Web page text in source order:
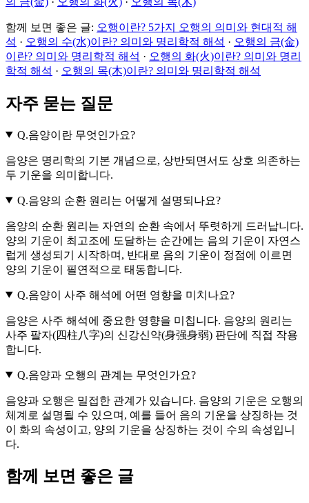
함께 보면 좋은 글: 오행이란? 5가지 오행의 의미와 현대적 해
석 · 오행의 수(水)이란? 의미와 명리학적 해석 · 오행의 금(金)
이란? 의미와 명리학적 해석 · 오행의 화(火)이란? 의미와 명리
학적 해석 · 오행의 목(木)이란? 의미와 명리학적 해석
자주 묻는 질문
Q.음양이란 무엇인가요?
음양은 명리학의 기본 개념으로, 상반되면서도 상호 의존하는
두 기운을 의미합니다.
Q.음양의 순환 원리는 어떻게 설명되나요?
음양의 순환 원리는 자연의 순환 속에서 뚜렷하게 드러납니다.
양의 기운이 최고조에 도달하는 순간에는 음의 기운이 자연스
럽게 생성되기 시작하며, 반대로 음의 기운이 정점에 이르면
양의 기운이 필연적으로 태동합니다.
Q.음양이 사주 해석에 어떤 영향을 미치나요?
음양은 사주 해석에 중요한 영향을 미칩니다. 음양의 원리는
사주 팔자(四柱八字)의 신강신약(身强身弱) 판단에 직접 작용
합니다.
Q.음양과 오행의 관계는 무엇인가요?
음양과 오행은 밀접한 관계가 있습니다. 음양의 기운은 오행의
체계로 설명될 수 있으며, 예를 들어 음의 기운을 상징하는 것
이 화의 속성이고, 양의 기운을 상징하는 것이 수의 속성입니
다.
함께 보면 좋은 글